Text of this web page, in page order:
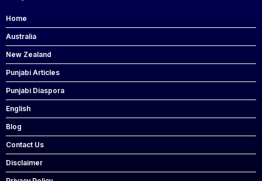
Home
Australia
New Zealand
Punjabi Articles
Punjabi Diaspora
English
Blog
Contact Us
Disclaimer